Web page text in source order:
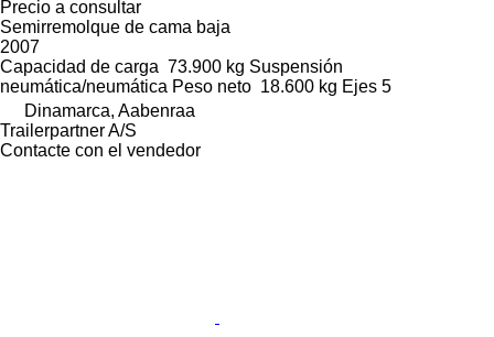
Precio a consultar
Semirremolque de cama baja
2007
Capacidad de carga 73.900 kg Suspensión
neumática/neumática Peso neto 18.600 kg Ejes 5
Dinamarca, Aabenraa
Trailerpartner A/S
Contacte con el vendedor